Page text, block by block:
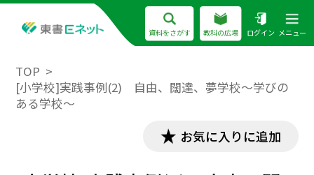
資料をさがす 教科の広場 ログイン メニュー
TOP
[小学校]実践事例(2) 自由、闊達、夢学校～学びの
ある学校～
お気に入りに追加